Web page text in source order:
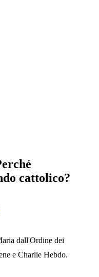
cattolico?
dall'Ordine dei
e Charlie Hebdo.